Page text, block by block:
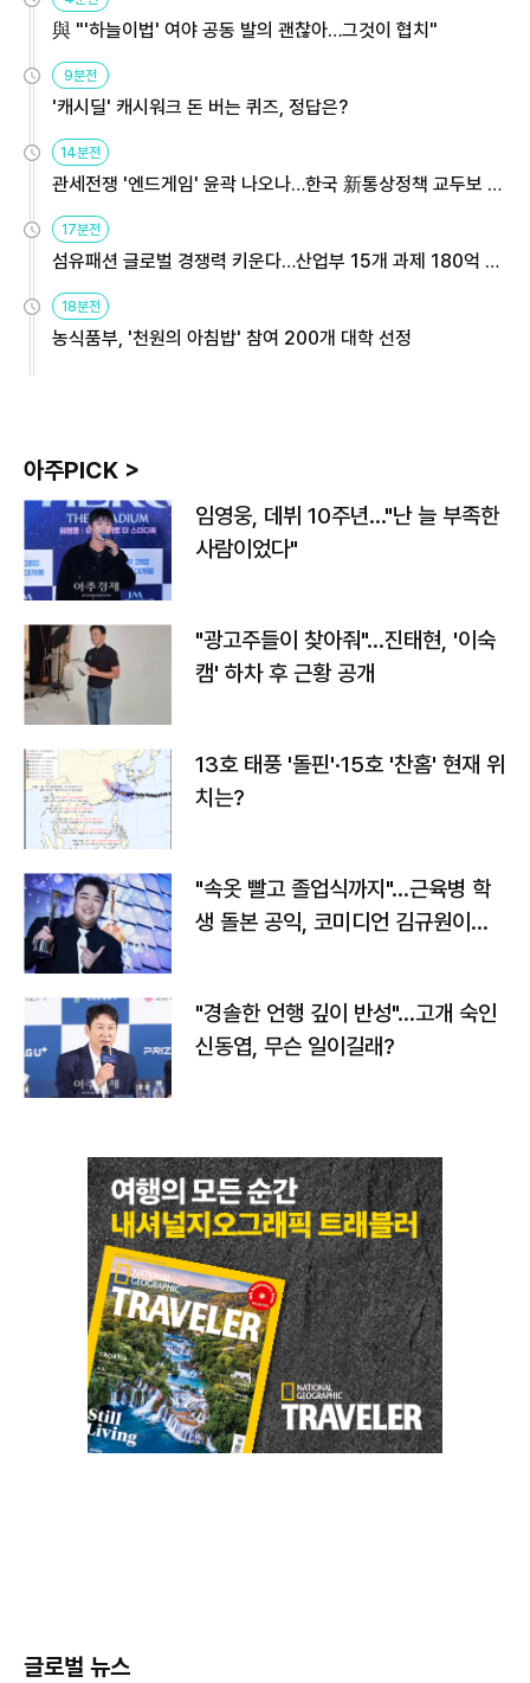
與 "'하늘이법' 여야 공동 발의 괜찮아…그것이 협치"
9분전
'캐시딜' 캐시워크 돈 버는 퀴즈, 정답은?
14분전
관세전쟁 '엔드게임' 윤곽 나오나…한국 新통상정책 교두보 활
용해야
17분전
섬유패션 글로벌 경쟁력 키운다…산업부 15개 과제 180억 지
원
18분전
농식품부, '천원의 아침밥' 참여 200개 대학 선정
아주PICK >
임영웅, 데뷔 10주년…"난 늘 부족한
사람이었다"
"광고주들이 찾아줘"…진태현, '이숙
캠' 하차 후 근황 공개
13호 태풍 '돌핀'·15호 '찬홈' 현재 위
치는?
"속옷 빨고 졸업식까지"…근육병 학
생 돌본 공익, 코미디언 김규원이었
"경솔한 언행 깊이 반성"…고개 숙인
신동엽, 무슨 일이길래?
글로벌 뉴스